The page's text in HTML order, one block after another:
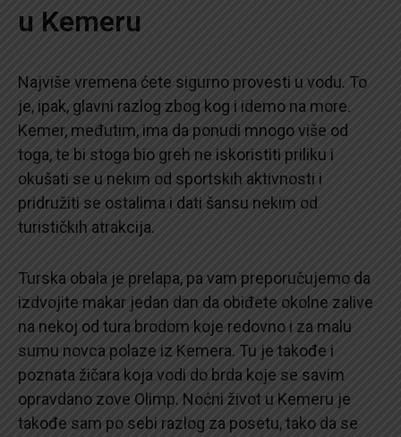
u Kemeru
Najviše vremena ćete sigurno provesti u vodu. To
je, ipak, glavni razlog zbog kog i idemo na more.
Kemer, međutim, ima da ponudi mnogo više od
toga, te bi stoga bio greh ne iskoristiti priliku i
okušati se u nekim od sportskih aktivnosti i
pridružiti se ostalima i dati šansu nekim od
turističkih atrakcija.
Turska obala je prelapa, pa vam preporučujemo da
izdvojite makar jedan dan da obiđete okolne zalive
na nekoj od tura brodom koje redovno i za malu
sumu novca polaze iz Kemera. Tu je takođe i
poznata žičara koja vodi do brda koje se savim
opravdano zove Olimp. Noćni život u Kemeru je
takođe sam po sebi razlog za posetu, tako da se